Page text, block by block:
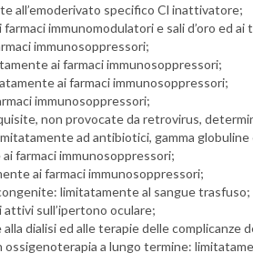
all’emoderivato specifico Cl inattivatore;
immunomodulatori e sali d’oro ed
immunosoppressori;
ai farmaci immunosoppressori;
ai farmaci immunosoppressori;
immunosoppressori;
non provocate da retrovirus,
ad antibiotici, gamma globuline
farmaci immunosoppressori;
ai farmaci immunosoppressori;
limitatamente al sangue trasfuso;
attivi sull’ipertono oculare;
dialisi ed alle terapie delle complicanze
ossigenoterapia a lungo termine: